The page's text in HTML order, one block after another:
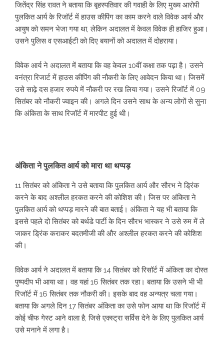
जितेंद्र सिंह रावत ने बताया कि बृहस्पतिवार की गवाही के लिए मुख्य आरोपी
पुलकित आर्य के रिजॉर्ट में हाउस कीपिंग का काम करने वाले विवेक आर्य और
आयुष को समन भेजा गया था, लेकिन अदालत में केवल विवेक ही हाजिर हुआ।
उसने पुलिस व एसआईटी को दिए बयानों को अदालत में दोहराया।
विवेक आर्य ने अदालत में बताया कि वह केवल 10वीं कक्षा तक पढ़ा है। उसने
वनंत्रा रिजार्ट में हाउस कीपिंग की नौकरी के लिए आवेदन किया था। जिसमें
उसे साढ़े दस हजार रुपये में नौकरी पर रख लिया गया। उसने रिजॉर्ट में 09
सितंबर को नौकरी ज्वाइन की। अगले दिन उसने साथ के अन्य लोगों से सुना
कि अंकिता के साथ रिजॉर्ट में मारपीट हुई थी।
अंकिता ने पुलकित आर्य को मारा था थप्पड़
11 सितंबर को अंकिता ने उसे बताया कि पुलकित आर्य और सौरभ ने ड्रिंक
करने के बाद अश्लील हरकत करने की कोशिश की। जिस पर अंकिता ने
पुलकित आर्य को थप्पड़ मारने की बात बताई। अंकिता ने यह भी बताया कि
इससे पहले दो सितंबर को बर्थडे पार्टी के दिन सौरभ भास्कर ने उसे रुम में ले
जाकर ड्रिंक कराकर बदतमीजी की और अश्लील हरकत करने की कोशिश
की।
विवेक आर्य ने अदालत में बताया कि 14 सितंबर को रिसॉर्ट में अंकिता का दोस्त
पुष्पदीप भी आया था। वह यहां 16 सितंबर तक रहा। बताया कि उसने भी भी
रिजॉर्ट में 16 सितंबर तक नौकरी की। इसके बाद वह अन्यत्र चला गया।
बताया कि अगले दिन 17 सितंबर अंकिता का उसे फोन आया था कि रिजॉर्ट में
कोई चीफ गेस्ट आने वाला है, जिसे एक्स्ट्रा सर्विस देने के लिए पुलकित आर्य
उसे मनाने में लगा है।